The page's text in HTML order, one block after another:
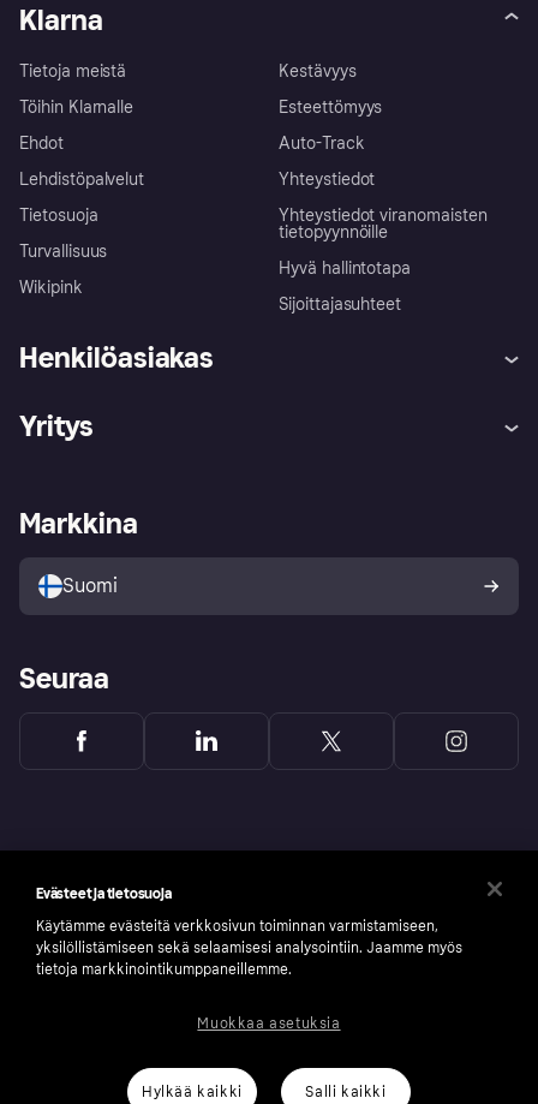
Klarna
Tietoja meistä
Töihin Klarnalle
Ehdot
Lehdistöpalvelut
Tietosuoja
Turvallisuus
Wikipink
Kestävyys
Esteettömyys
Auto-Track
Yhteystiedot
Yhteystiedot viranomaisten
tietopyynnöille
Hyvä hallintotapa
Sijoittajasuhteet
Henkilöasiakas
Kirjaudu sisään
Tutustu kauppoihin
Ostajan turva
Yritys
Kirjaudu sisään yrityksenä
Markkina
Suomi
Seuraa
number: 556737-0431
Evästeet ja tietosuoja
Käytämme evästeitä verkkosivun toiminnan varmistamiseen,
yksilöllistämiseen sekä selaamisesi analysointiin. Jaamme myös
tietoja markkinointikumppaneillemme.
Hylkää kaikki Salli kaikki
Muokkaa asetuksia